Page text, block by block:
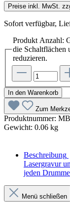
Preise inkl. MwSt.
Sofort verfügbar,
Produkt Anzahl:
die Schaltflächen
reduzieren.
In den Warenkorb
Zum
Produktnummer:
Gewicht: 0.06 kg
Beschreibung
Lasergravur
jeden
Menü schließen